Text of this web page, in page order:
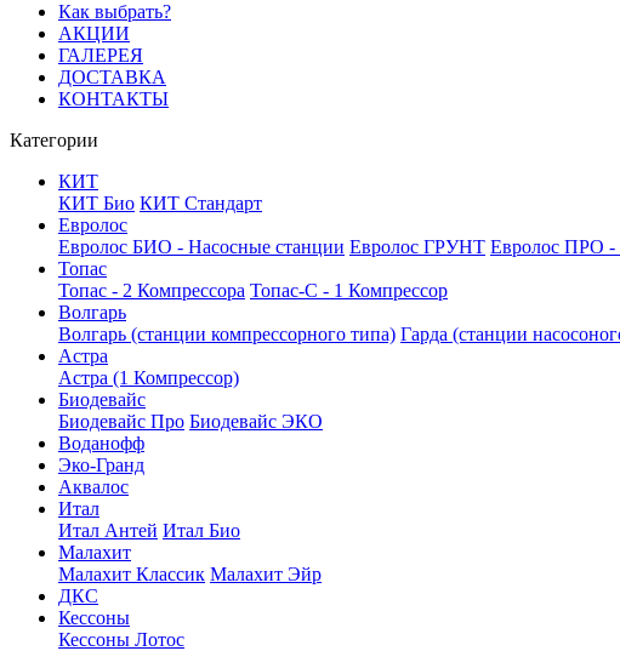
Как выбрать?
АКЦИИ
ГАЛЕРЕЯ
ДОСТАВКА
КОНТАКТЫ
Категории
КИТ
КИТ Био КИТ Стандарт
Евролос
Евролос БИО - Насосные станции Евролос ГРУНТ Евролос ПРО -
Топас
Топас - 2 Компрессора Топас-С - 1 Компрессор
Волгарь
Волгарь (станции компрессорного типа) Гарда (станции
Астра
Астра (1 Компрессор)
Биодевайс
Биодевайс Про Биодевайс ЭКО
Воданофф
Эко-Гранд
Аквалос
Итал
Итал Антей Итал Био
Малахит
Малахит Классик Малахит Эйр
ДКС
Кессоны
Кессоны Лотос